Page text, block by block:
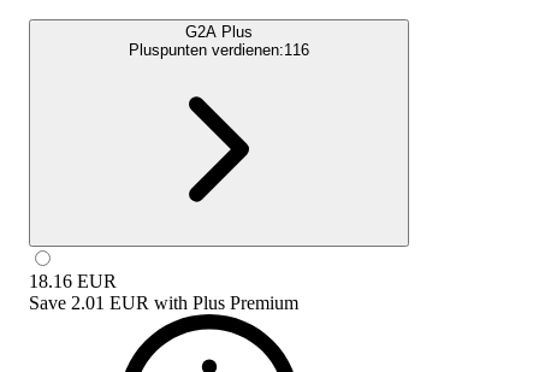
G2A Plus
Pluspunten verdienen:116
18.16 EUR
Save 2.01 EUR with Plus Premium